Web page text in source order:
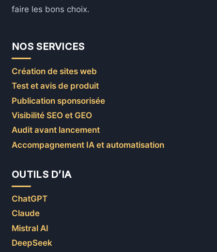
faire les bons choix.
NOS SERVICES
Création de sites web
Test et avis de produit
Publication sponsorisée
Visibilité SEO et GEO
Audit avant lancement
Accompagnement IA et automatisation
OUTILS D’IA
ChatGPT
Claude
Mistral AI
DeepSeek